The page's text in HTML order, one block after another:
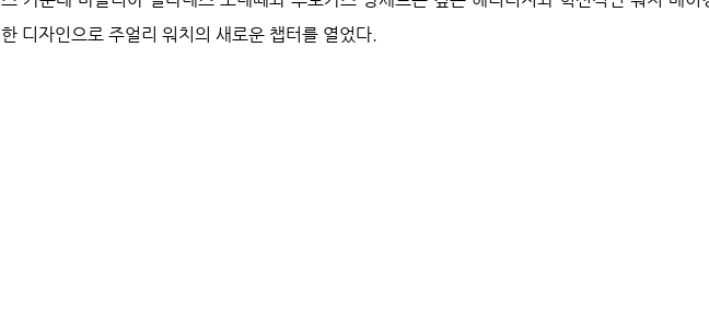
한 디자인으로 주얼리 워치의 새로운 챕터를 열었다.